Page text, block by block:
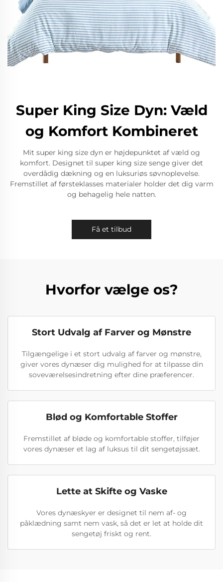
Super King Size Dyn: Væld
og Komfort Kombineret
Mit super king size dyn er højdepunktet af væld og
komfort. Designet til super king size senge giver det
overdådig dækning og en luksuriøs søvnoplevelse.
Fremstillet af førsteklasses materialer holder det dig varm
og behagelig hele natten.
Få et tilbud
Hvorfor vælge os?
Stort Udvalg af Farver og Mønstre
Tilgængelige i et stort udvalg af farver og mønstre,
giver vores dynæser dig mulighed for at tilpasse din
soveværelsesindretning efter dine præferencer.
Blød og Komfortable Stoffer
Fremstillet af bløde og komfortable stoffer, tilføjer
vores dynæser et lag af luksus til dit sengetøjssæt.
Lette at Skifte og Vaske
Vores dynæskyer er designet til nem af- og
påklædning samt nem vask, så det er let at holde dit
sengetøj friskt og rent.